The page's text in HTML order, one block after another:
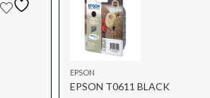
EPSON
EPSON T0611 BLACK